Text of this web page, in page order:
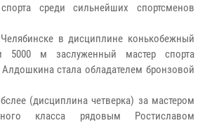
среди сильнейших спортсменов
в дисциплине конькобежный
5000 м заслуженный мастер спорта
стала обладателем бронзовой
(дисциплина четверка) за мастером
класса рядовым Ростиславом